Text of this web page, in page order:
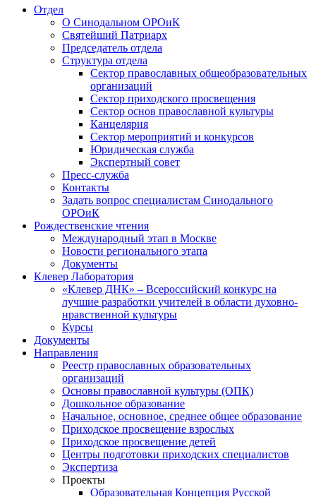
Отдел
О Синодальном ОРОиК
Святейший Патриарх
Председатель отдела
Структура отдела
Сектор православных общеобразовательных
организаций
Сектор приходского просвещения
Сектор основ православной культуры
Канцелярия
Сектор мероприятий и конкурсов
Юридическая служба
Экспертный совет
Пресс-служба
Контакты
Задать вопрос специалистам Синодального
ОРОиК
Рождественские чтения
Международный этап в Москве
Новости регионального этапа
Документы
Клевер Лаборатория
«Клевер ДНК» – Всероссийский конкурс на
лучшие разработки учителей в области духовно-
нравственной культуры
Курсы
Документы
Направления
Реестр православных образовательных
организаций
Основы православной культуры (ОПК)
Дошкольное образование
Начальное, основное, среднее общее образование
Приходское просвещение взрослых
Приходское просвещение детей
Центры подготовки приходских специалистов
Экспертиза
Проекты
Образовательная Концепция Русской